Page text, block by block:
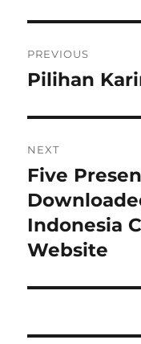
navigation
PREVIOUS
Previous
Pilihan
NEXT
Next
post:
Five
Indonesia
Website